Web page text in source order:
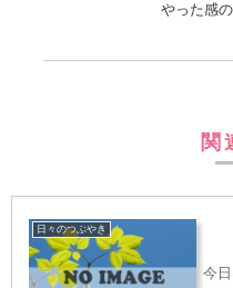
やった感
関
日々のつぶやき
今